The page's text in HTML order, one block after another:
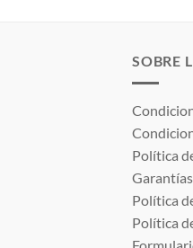
SOBRE
Política
Garantías
Política
Política